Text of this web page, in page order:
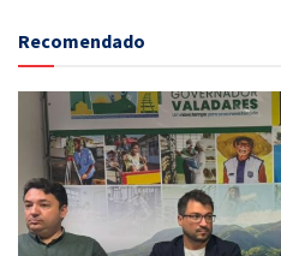
Recomendado